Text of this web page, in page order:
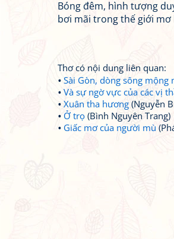
Bóng đêm, hình tượng
bơi mãi trong thế giới mơ
Thơ có nội dung liên quan:
Sài Gòn, dòng sông mộng
Và sự ngờ vực của các vị
Xuân tha hương (Nguyễn
Ở trọ (Bình Nguyên Trang)
Giấc mơ của người mù